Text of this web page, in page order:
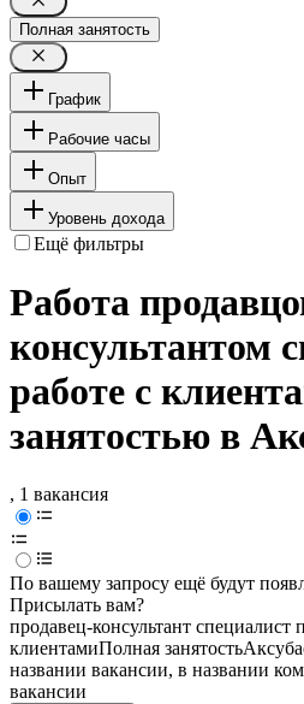
Полная занятость
График
Рабочие часы
Опыт
Уровень дохода
Ещё фильтры
Работа
консультантом
работе с
занятостью в
, 1 вакансия
По вашему запросу ещё будут
Присылать вам?
продавец-консультант специалист
клиентамиПолная занятость
названии вакансии, в названии
вакансии